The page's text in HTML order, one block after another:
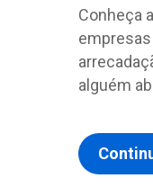
Conheça
alguém